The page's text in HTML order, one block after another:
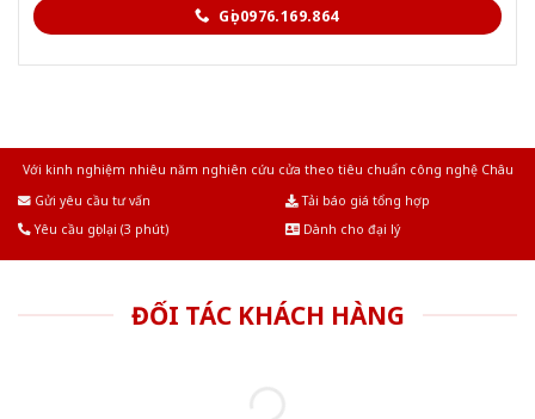
Gọi 0976.169.864
Với kinh nghiệm nhiêu năm nghiên cứu cửa theo tiêu chuẩn công nghệ Châu
Gửi yêu cầu tư vấn
Tải báo giá tổng hợp
Yêu cầu gọi lại (3 phút)
Dành cho đại lý
ĐỐI TÁC KHÁCH HÀNG